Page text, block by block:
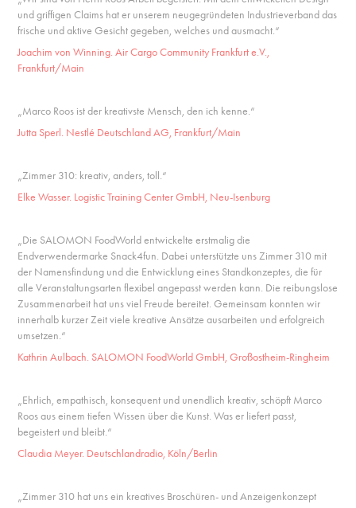
und griffigen Claims hat er unserem neugegründeten Industrieverband das
frische und aktive Gesicht gegeben, welches und ausmacht.“
Joachim von Winning. Air Cargo Community Frankfurt e.V.,
Frankfurt/Main
„Marco Roos ist der kreativste Mensch, den ich kenne.“
Jutta Sperl. Nestlé Deutschland AG, Frankfurt/Main
„Zimmer 310: kreativ, anders, toll.“
Elke Wasser. Logistic Training Center GmbH, Neu-Isenburg
„Die SALOMON FoodWorld entwickelte erstmalig die
Endverwendermarke Snack4fun. Dabei unterstützte uns Zimmer 310 mit
der Namensfindung und die Entwicklung eines Standkonzeptes, die für
alle Veranstaltungsarten flexibel angepasst werden kann. Die reibungslose
Zusammenarbeit hat uns viel Freude bereitet. Gemeinsam konnten wir
innerhalb kurzer Zeit viele kreative Ansätze ausarbeiten und erfolgreich
umsetzen.“
Kathrin Aulbach. SALOMON FoodWorld GmbH, Großostheim-Ringheim
„Ehrlich, empathisch, konsequent und unendlich kreativ, schöpft Marco
Roos aus einem tiefen Wissen über die Kunst. Was er liefert passt,
begeistert und bleibt.“
Claudia Meyer. Deutschlandradio, Köln/Berlin
„Zimmer 310 hat uns ein kreatives Broschüren- und Anzeigenkonzept